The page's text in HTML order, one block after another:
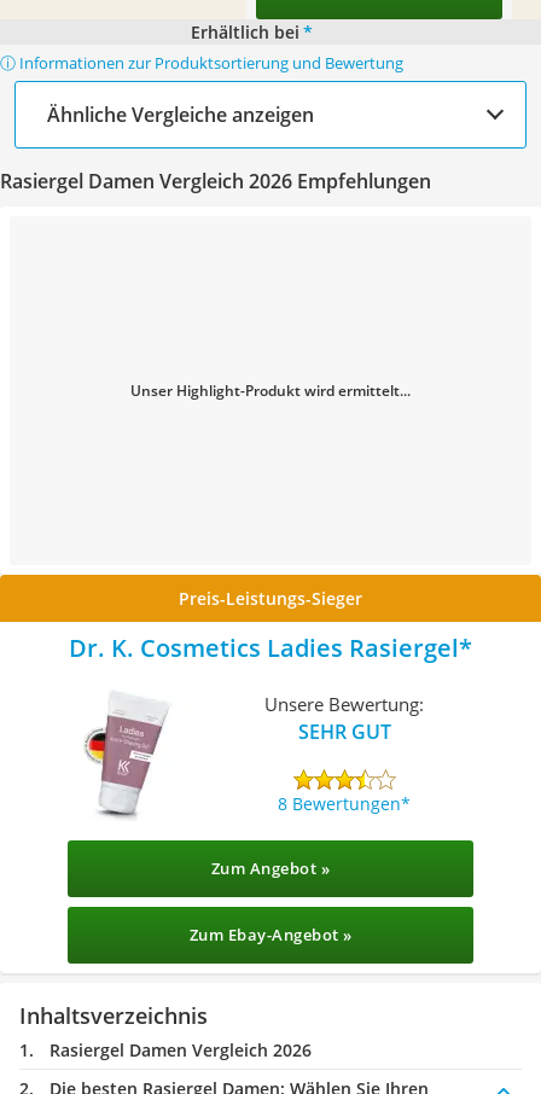
Erhältlich bei *
ⓘ Informationen zur Produktsortierung und Bewertung
Ähnliche Vergleiche anzeigen
Rasiergel Damen Vergleich 2026 Empfehlungen
Unser Highlight-Produkt wird ermittelt...
Preis-Leistungs-Sieger
Dr. K. Cosmetics Ladies Rasiergel
Unsere Bewertung:
SEHR GUT
8 Bewertungen
Zum Angebot »
Zum Ebay-Angebot »
Inhaltsverzeichnis
Rasiergel Damen Vergleich 2026
Die besten Rasiergel Damen: Wählen Sie Ihren